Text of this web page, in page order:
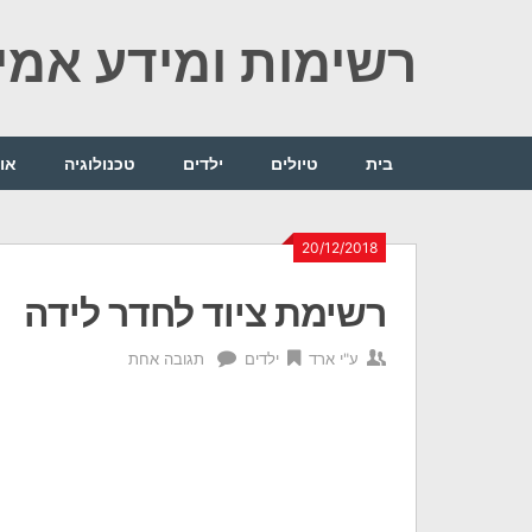
רשימות ומידע
בית טיולים ילדים טכנולוגיה
20/12/2018
רשימת ציוד לחדר לידה
ע"י ארד ילדים תגובה אחת